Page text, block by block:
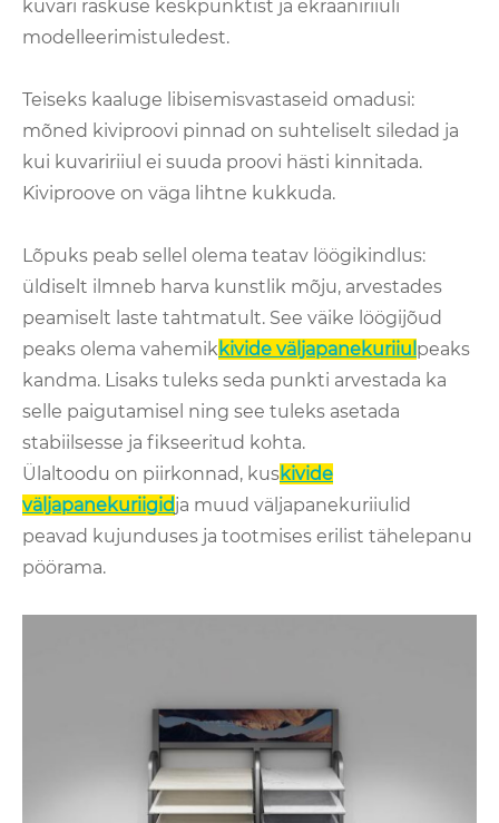
kuvari raskuse keskpunktist ja ekraaniriiuli
modelleerimistuledest.
Teiseks kaaluge libisemisvastaseid omadusi:
mõned kiviproovi pinnad on suhteliselt siledad ja
kui kuvaririiul ei suuda proovi hästi kinnitada.
Kiviproove on väga lihtne kukkuda.
Lõpuks peab sellel olema teatav löögikindlus:
üldiselt ilmneb harva kunstlik mõju, arvestades
peamiselt laste tahtmatult. See väike löögijõud
peaks olema vahemikkivide väljapanekuriiul peaks
kandma. Lisaks tuleks seda punkti arvestada ka
selle paigutamisel ning see tuleks asetada
stabiilsesse ja fikseeritud kohta.
Ülaltoodu on piirkonnad, kuskivide
väljapanekuriigidja muud väljapanekuriiulid
peavad kujunduses ja tootmises erilist tähelepanu
pöörama.